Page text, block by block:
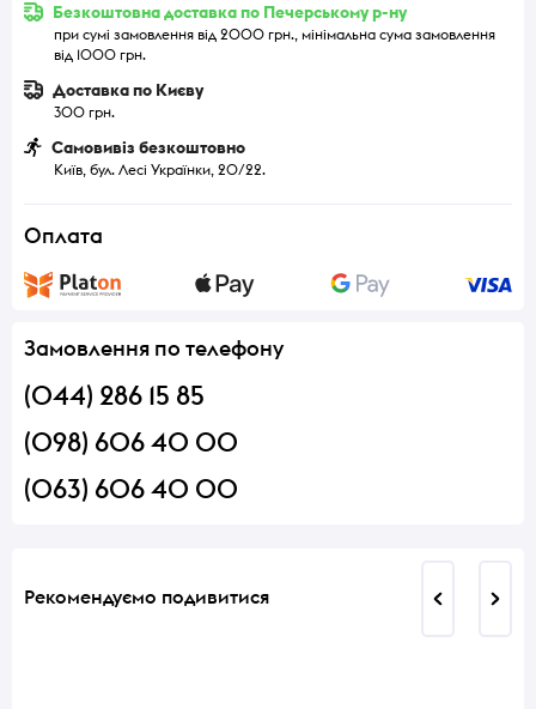
Безкоштовна доставка по Печерському р-ну
при сумі замовлення від 2000 грн., мінімальна сума замовлення
від 1000 грн.
Доставка по Києву
300 грн.
Самовивіз безкоштовно
Київ, бул. Лесі Українки, 20/22.
Оплата
Замовлення по телефону
(044) 286 15 85
(098) 606 40 00
(063) 606 40 00
Рекомендуємо подивитися